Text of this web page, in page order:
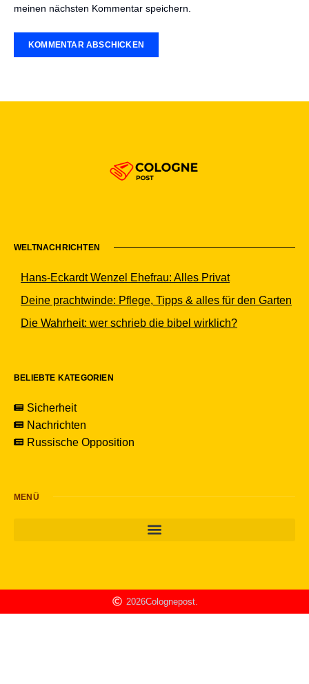
meinen nächsten Kommentar speichern.
WELTNACHRICHTEN
Hans-Eckardt Wenzel Ehefrau: Alles Privat
Deine prachtwinde: Pflege, Tipps & alles für den Garten
Die Wahrheit: wer schrieb die bibel wirklich?
BELIEBTE KATEGORIEN
Sicherheit
Nachrichten
Russische Opposition
MENÜ
2026Colognepost.